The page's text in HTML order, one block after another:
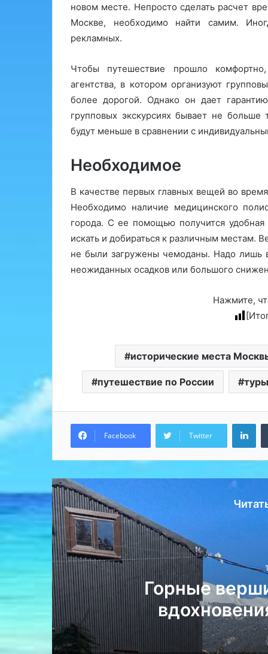
новом месте. Непросто сделать расчет
Москве, необходимо найти самим.
рекламных.
Чтобы путешествие прошло комфортно,
агентства, в котором организуют
более дорогой. Однако он дает
групповых экскурсиях бывает не
будут меньше в сравнении с
Необходимое
В качестве первых главных вещей во
Необходимо наличие медицинского
города. С ее помощью получится
искать и добираться к различным местам.
не были загружены чемоданы. Надо лишь
неожиданных осадков или большого
Нажмите,
исторические места
путешествие по России
Facebook Twitter
Горные